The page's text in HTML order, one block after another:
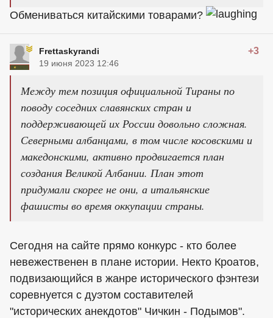
Обмениваться китайскими товарами?
Frettaskyrandi +3
19 июня 2023 12:46
Между тем позиция официальной Тираны по
поводу соседних славянских стран и
поддерживающей их России довольно сложная.
Северными албанцами, в том числе косовскими и
македонскими, активно продвигается план
создания Великой Албании. План этот
придумали скорее не они, а итальянские
фашисты во время оккупации страны.
Сегодня на сайте прямо конкурс - кто более
невежественен в плане истории. Некто Кроатов,
подвизающийся в жанре исторического фэнтези
соревнуется с дуэтом составителей
"исторических анекдотов" Чичкин - Подымов".